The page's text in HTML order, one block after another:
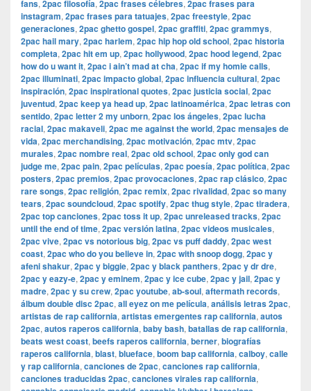
fans, 2pac filosofía, 2pac frases célebres, 2pac frases para
instagram, 2pac frases para tatuajes, 2pac freestyle, 2pac
generaciones, 2pac ghetto gospel, 2pac graffiti, 2pac grammys,
2pac hail mary, 2pac harlem, 2pac hip hop old school, 2pac historia
completa, 2pac hit em up, 2pac hollywood, 2pac hood legend, 2pac
how do u want it, 2pac i ain’t mad at cha, 2pac if my homie calls,
2pac illuminati, 2pac impacto global, 2pac influencia cultural, 2pac
inspiración, 2pac inspirational quotes, 2pac justicia social, 2pac
juventud, 2pac keep ya head up, 2pac latinoamérica, 2pac letras con
sentido, 2pac letter 2 my unborn, 2pac los ángeles, 2pac lucha
racial, 2pac makaveli, 2pac me against the world, 2pac mensajes de
vida, 2pac merchandising, 2pac motivación, 2pac mtv, 2pac
murales, 2pac nombre real, 2pac old school, 2pac only god can
judge me, 2pac pain, 2pac películas, 2pac poesía, 2pac política, 2pac
posters, 2pac premios, 2pac provocaciones, 2pac rap clásico, 2pac
rare songs, 2pac religión, 2pac remix, 2pac rivalidad, 2pac so many
tears, 2pac soundcloud, 2pac spotify, 2pac thug style, 2pac tiradera,
2pac top canciones, 2pac toss it up, 2pac unreleased tracks, 2pac
until the end of time, 2pac versión latina, 2pac videos musicales,
2pac vive, 2pac vs notorious big, 2pac vs puff daddy, 2pac west
coast, 2pac who do you believe in, 2pac with snoop dogg, 2pac y
afeni shakur, 2pac y biggie, 2pac y black panthers, 2pac y dr dre,
2pac y eazy-e, 2pac y eminem, 2pac y ice cube, 2pac y jail, 2pac y
madre, 2pac y su crew, 2pac youtube, ab-soul, aftermath records,
álbum double disc 2pac, all eyez on me película, análisis letras 2pac,
artistas de rap california, artistas emergentes rap california, autos
2pac, autos raperos california, baby bash, batallas de rap california,
beats west coast, beefs raperos california, berner, biografías
raperos california, blast, blueface, boom bap california, calboy, calle
y rap california, canciones de 2pac, canciones rap california,
canciones traducidas 2pac, canciones virales rap california,